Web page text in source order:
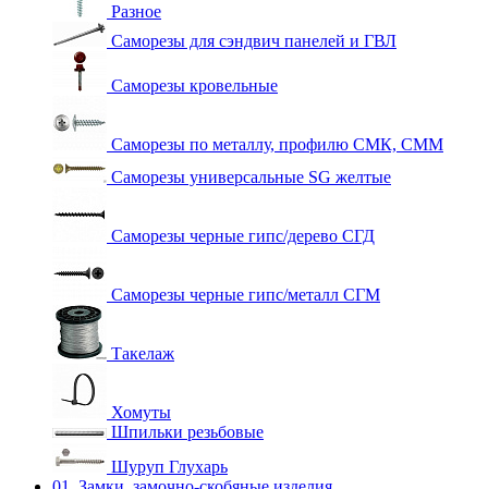
Разное
Саморезы для сэндвич панелей и ГВЛ
Саморезы кровельные
Саморезы по металлу, профилю СМК, СММ
Саморезы универсальные SG желтые
Саморезы черные гипс/дерево СГД
Саморезы черные гипс/металл СГМ
Такелаж
Хомуты
Шпильки резьбовые
Шуруп Глухарь